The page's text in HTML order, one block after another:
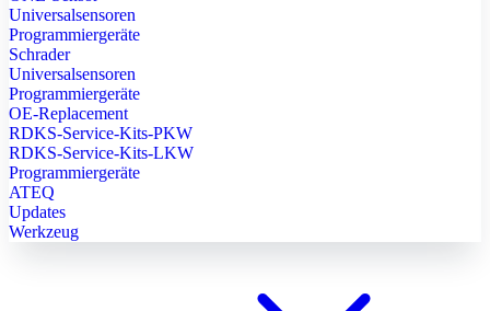
Universalsensoren
Programmiergeräte
Schrader
Universalsensoren
Programmiergeräte
OE-Replacement
RDKS-Service-Kits-PKW
RDKS-Service-Kits-LKW
Programmiergeräte
ATEQ
Updates
Werkzeug